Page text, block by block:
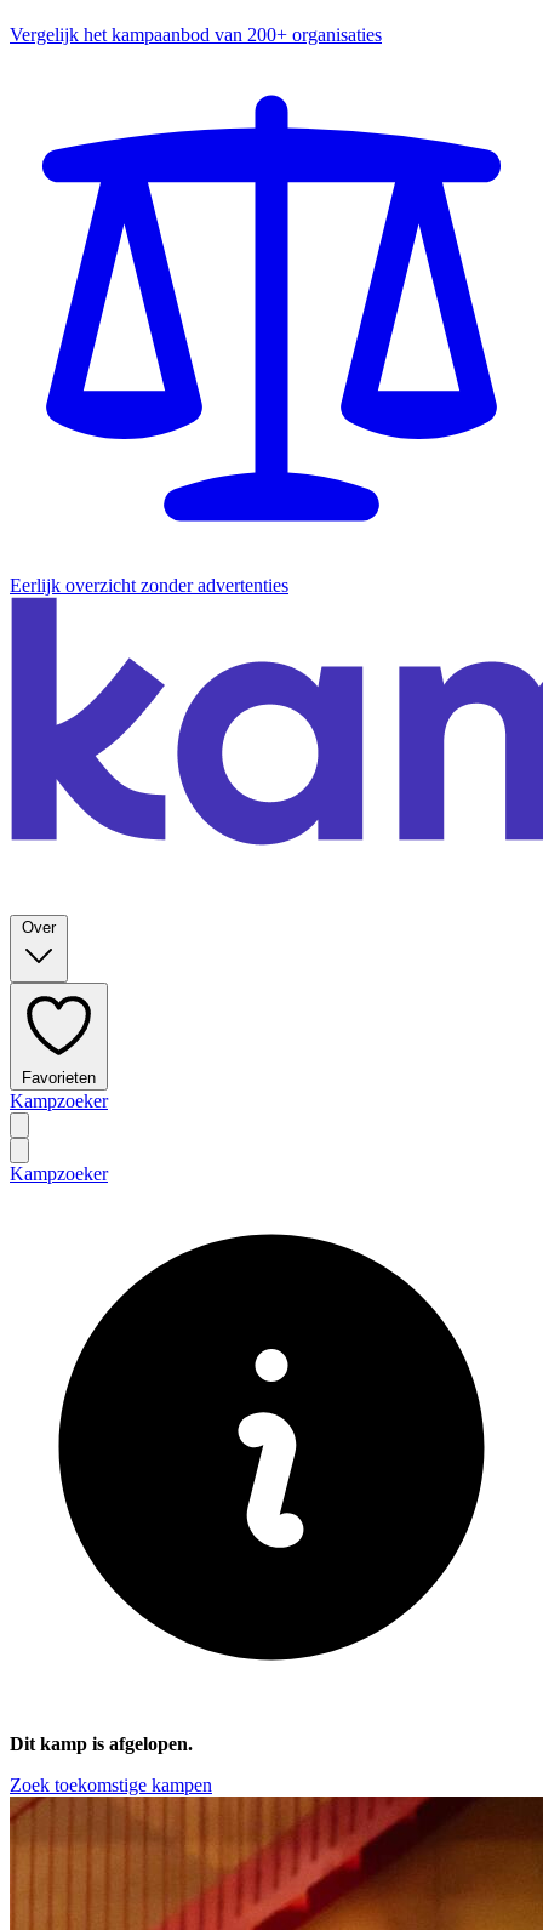
Vergelijk het kampaanbod van 200+ organisaties
Eerlijk overzicht zonder advertenties
Over
Favorieten
Kampzoeker
Kampzoeker
Dit kamp is afgelopen.
Zoek toekomstige kampen